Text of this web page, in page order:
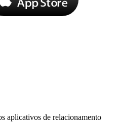
aplicativos de relacionamento